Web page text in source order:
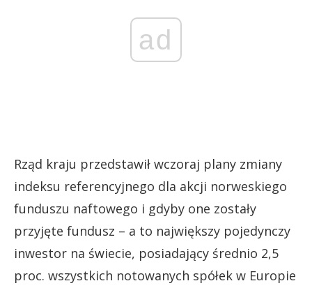
ad
Rząd kraju przedstawił wczoraj plany zmiany
indeksu referencyjnego dla akcji norweskiego
funduszu naftowego i gdyby one zostały
przyjęte fundusz – a to największy pojedynczy
inwestor na świecie, posiadający średnio 2,5
proc. wszystkich notowanych spółek w Europie